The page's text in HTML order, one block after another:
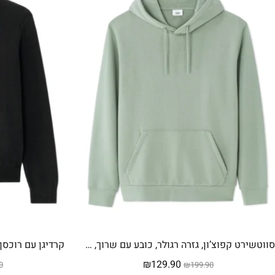
סווטשירט קפוצ’ון, גזרה רגולר, כובע עם שרוך, כיס קנגורו קדמי, בד רך ונעים, 100% כותנה – ירקרק תכלת
₪199.90
המחיר ₪129.90 המחיר